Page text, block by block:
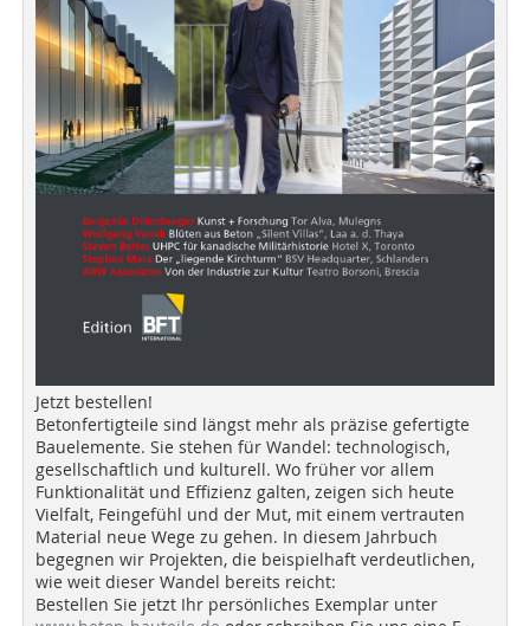
Jetzt bestellen!
Betonfertigteile sind längst mehr als präzise gefertigte
Bauelemente. Sie stehen für Wandel: technologisch,
gesellschaftlich und kulturell. Wo früher vor allem
Funktionalität und Effizienz galten, zeigen sich heute
Vielfalt, Feingefühl und der Mut, mit einem vertrauten
Material neue Wege zu gehen. In diesem Jahrbuch
begegnen wir Projekten, die beispielhaft verdeutlichen,
wie weit dieser Wandel bereits reicht:
Bestellen Sie jetzt Ihr persönliches Exemplar unter